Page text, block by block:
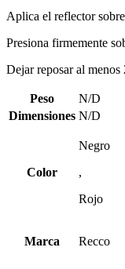
Aplica el reflector
Presiona firmemente
Dejar reposar al menos
Peso
N/D
Dimensiones N/D
Color
Negro
,
Rojo
Marca Recco